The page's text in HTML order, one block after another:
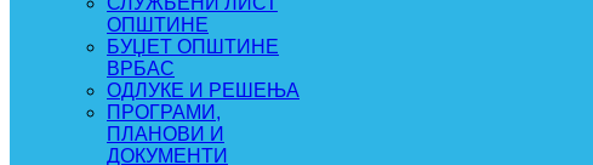
ОПШТИНЕ
БУЏЕТ ОПШТИНЕ
ВРБАС
ОДЛУКЕ И РЕШЕЊА
ПРОГРАМИ,
ПЛАНОВИ И
ДОКУМЕНТИ